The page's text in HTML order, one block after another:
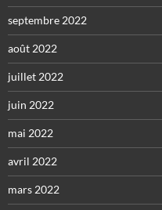
septembre 2022
août 2022
juillet 2022
juin 2022
mai 2022
avril 2022
mars 2022